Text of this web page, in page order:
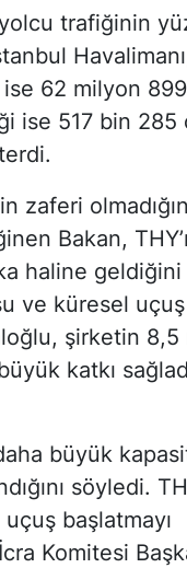
trafiğinin
ise 62 milyon
ise 517 bin 285
zaferi
Bakan,
haline geldiğini
ve küresel uçuş
şirketin 8,5
katkı
büyük
söyledi.
başlatmayı
Komitesi